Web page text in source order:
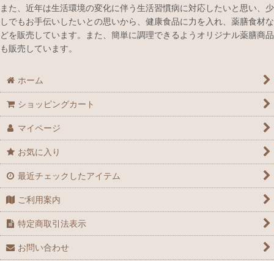
また、近年は生活環境の変化に伴う生活習慣病に対応したいと思い、少
しでもお手伝いしたいとの思いから、健康食品に力を入れ、薬膳食材な
どを販売しています。また、簡単に調理できるようオリジナル薬膳商品
も販売しています。
ホーム
ショッピングカート
マイページ
お気に入り
最近チェックしたアイテム
ご利用案内
特定商取引法表示
お問い合わせ